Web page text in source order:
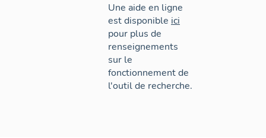
Une aide en ligne
est disponible ici
pour plus de
renseignements
sur le
fonctionnement de
l'outil de recherche.